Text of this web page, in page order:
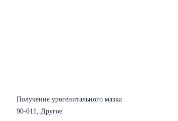
Получение урогенитального мазка
90-011, Другое